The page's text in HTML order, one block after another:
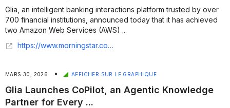
Glia, an intelligent banking interactions platform trusted by over
700 financial institutions, announced today that it has achieved
two Amazon Web Services (AWS) ...
https://www.morningstar.com/news/business-wire/20260528980833/glia-achieves-the-aws-ai-and-financial-services-competencies
MARS 30, 2026 • AFFICHER SUR LE GRAPHIQUE
Glia Launches CoPilot, an Agentic Knowledge
Partner for Every ...